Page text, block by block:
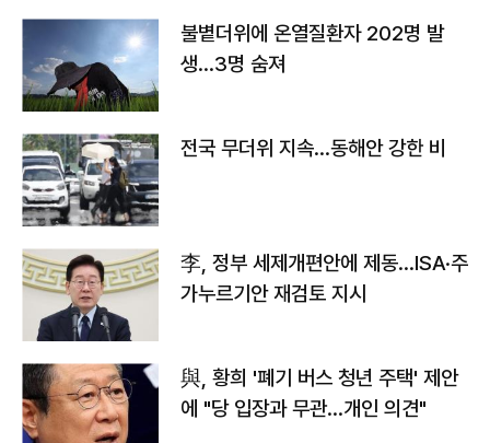
불볕더위에 온열질환자 202명 발
생…3명 숨져
전국 무더위 지속…동해안 강한 비
李, 정부 세제개편안에 제동…ISA·주
가누르기안 재검토 지시
與, 황희 '폐기 버스 청년 주택' 제안
에 "당 입장과 무관…개인 의견"